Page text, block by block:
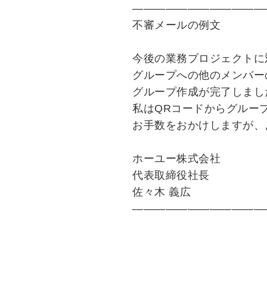
不審メールの例文
今後の業務プロジェクト
グループへの他のメンバ
グループ作成が完了しま
私はQRコードからグルー
お手数をおかけしますが
ホーユー株式会社
代表取締役社長
佐々木 義広